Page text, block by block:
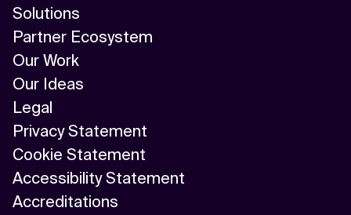
Solutions
Partner Ecosystem
Our Work
Our Ideas
Legal
Privacy Statement
Cookie Statement
Accessibility Statement
Accreditations